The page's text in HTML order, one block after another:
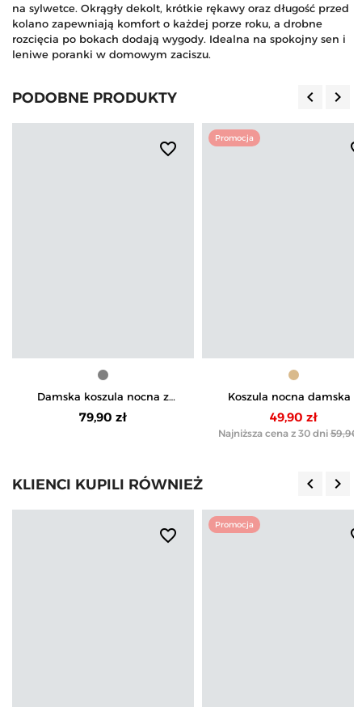
na sylwetce. Okrągły dekolt, krótkie rękawy oraz długość przed
kolano zapewniają komfort o każdej porze roku, a drobne
rozcięcia po bokach dodają wygody. Idealna na spokojny sen i
leniwe poranki w domowym zaciszu.
PODOBNE PRODUKTY keyboard_arrow_left keyboard_arrow_right
favorite_border
Damska koszula nocna z
krótkim rękawem z
nadrukiem kota
79,90 zł
Promocja
Koszula nocna damska z
krótkim rękawem i
49,90 zł
Najniższa cena z 30 dni 59,90
KLIENCI KUPILI RÓWNIEŻ keyboard_arrow_left keyboard_arrow_right
favorite_border
Promocja